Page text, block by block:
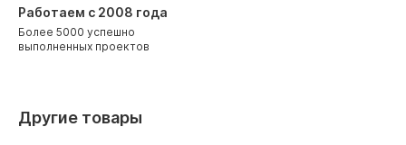
Работаем с 2008 года
Более 5000 успешно
выполненных проектов
Другие товары